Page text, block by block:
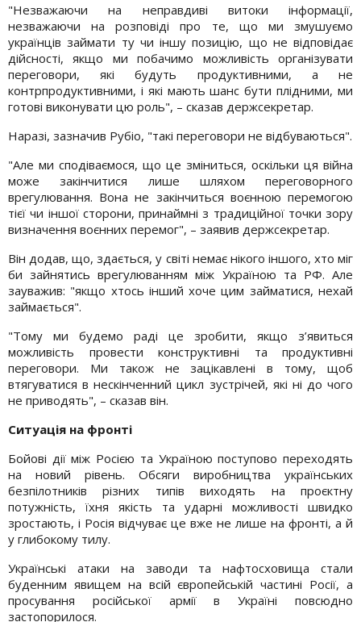
"Незважаючи на неправдиві витоки інформації,
незважаючи на розповіді про те, що ми змушуємо
українців займати ту чи іншу позицію, що не відповідає
дійсності, якщо ми побачимо можливість організувати
переговори, які будуть продуктивними, а не
контрпродуктивними, і які мають шанс бути плідними, ми
готові виконувати цю роль", – сказав держсекретар.
Наразі, зазначив Рубіо, "такі переговори не відбуваються".
"Але ми сподіваємося, що це зміниться, оскільки ця війна
може закінчитися лише шляхом переговорного
врегулювання. Вона не закінчиться воєнною перемогою
тієї чи іншої сторони, принаймні з традиційної точки зору
визначення воєнних перемог", – заявив держсекретар.
Він додав, що, здається, у світі немає нікого іншого, хто міг
би зайнятись врегулюванням між Україною та РФ. Але
зауважив: "якщо хтось інший хоче цим займатися, нехай
займається".
"Тому ми будемо раді це зробити, якщо з’явиться
можливість провести конструктивні та продуктивні
переговори. Ми також не зацікавлені в тому, щоб
втягуватися в нескінченний цикл зустрічей, які ні до чого
не приводять", – сказав він.
Ситуація на фронті
Бойові дії між Росією та Україною поступово переходять
на новий рівень. Обсяги виробництва українських
безпілотників різних типів виходять на проєктну
потужність, їхня якість та ударні можливості швидко
зростають, і Росія відчуває це вже не лише на фронті, а й
у глибокому тилу.
Українські атаки на заводи та нафтосховища стали
буденним явищем на всій європейській частині Росії, а
просування російської армії в Україні повсюдно
застопорилося.